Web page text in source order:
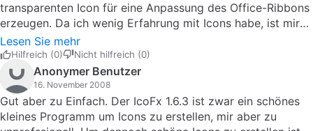
transparenten Icon für eine Anpassung des Office-Ribbons
erzeugen. Da ich wenig Erfahrung mit Icons habe, ist mir
das relativ schwer gefallen. Mit IcoFX ist das nach kurzem
Einlesen gelungen. Menü: Bild &amp;gt; Datentyp &amp;gt;
Auswahl &amp;quot;True Colors + Alpha (32
Bits)&amp;quot; &amp;gt; Es wird auf der Symbolleiste
&amp;quot;Farben&amp;quot; ein Transparentbalken
angezeigt &amp;gt; Schieberegler ganz nach links
Lesen Sie mehr
Hilfreich (0) Nicht hilfreich (0)
Anonymer Benutzer
16. November 2008
Gut aber zu Einfach. Der IcoFx 1.6.3 ist zwar ein schönes
kleines Programm um Icons zu erstellen, mir aber zu